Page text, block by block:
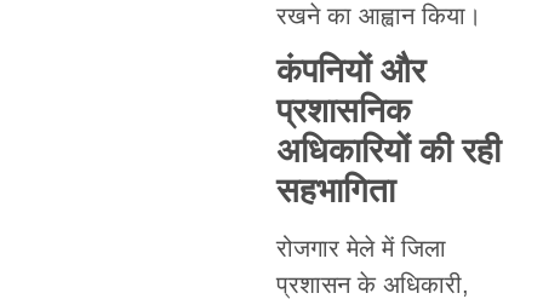
रखने का आह्वान किया।
कंपनियों और
प्रशासनिक
अधिकारियों की रही
सहभागिता
रोजगार मेले में जिला
प्रशासन के अधिकारी,